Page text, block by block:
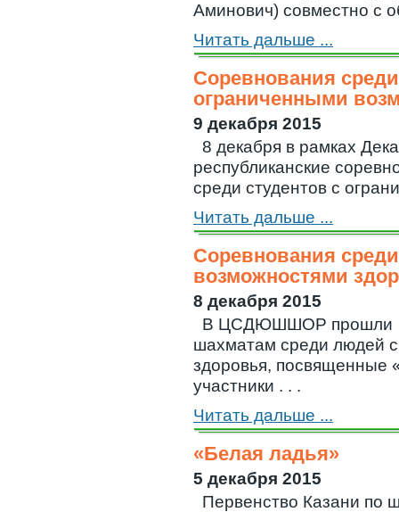
Аминович) совместно с
Читать дальше ...
Соревнования
ограниченными
9 декабря 2015
8 декабря в рамках
республиканские
среди студентов с
Читать дальше ...
Соревнования
возможностями
8 декабря 2015
В ЦСДЮШШОР прошли
шахматам среди людей
здоровья, посвященные
участники . . .
Читать дальше ...
«Белая ладья»
5 декабря 2015
Первенство Казани по